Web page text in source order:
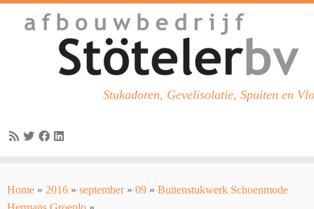
to
content
Stukadoren, Gevelisolatie, Spuiten en
Home » 2016 » september » 09 » Buitenstukwerk Schoenmode